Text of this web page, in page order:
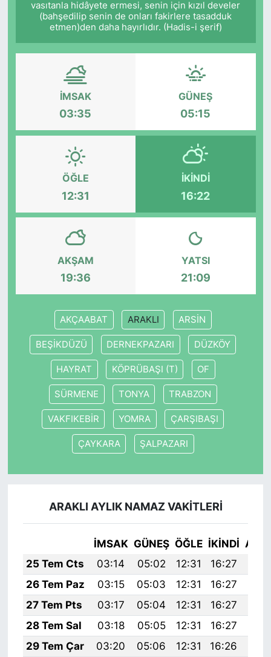
vasıtanla hidâyete ermesi, senin için kızıl develer
(bahşedilip senin de onları fakirlere tasadduk
etmen)den daha hayırlıdır. (Hadis-i şerif)
İMSAK
03:35
GÜNEŞ
05:15
ÖĞLE
12:31
İKINDI
16:22
AKŞAM
19:36
YATSI
21:09
AKÇAABAT ARAKLI ARSİN
BEŞİKDÜZÜ DERNEKPAZARI DÜZKÖY
HAYRAT KÖPRÜBAŞI (T) OF
SÜRMENE TONYA TRABZON
VAKFIKEBİR YOMRA ÇARŞIBAŞI
ÇAYKARA ŞALPAZARI
ARAKLI AYLIK NAMAZ VAKITLERI
İMSAK GÜNEŞ ÖĞLE İKINDI
25 Tem Cts
03:14 05:02 12:31 16:27
26 Tem Paz
03:15 05:03 12:31 16:27
27 Tem Pts
03:17 05:04 12:31 16:27
28 Tem Sal
03:18 05:05 12:31 16:27
29 Tem Çar
03:20 05:06 12:31 16:26
Siyaset
YEREL HABER
Haberde insan
Tanıtım